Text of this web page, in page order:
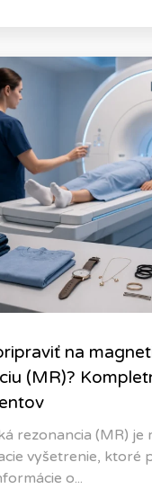
na
(MR)?
rezonancia (MR) je
vyšetrenie, ktoré
o...